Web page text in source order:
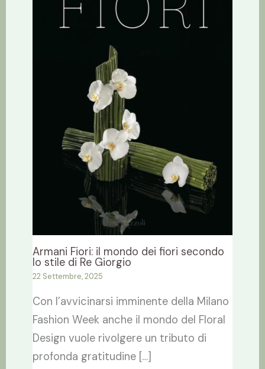
Armani Fiori: il mondo dei fiori secondo
lo stile di Re Giorgio
22 Settembre, 2025
Con l’avvicinarsi imminente della Milano
Fashion Week anche il mondo del Floral
Design vuole rivolgere un tributo di
profonda gratitudine […]